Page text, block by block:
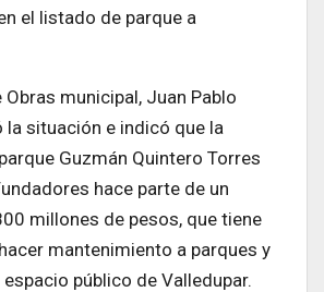
el listado de parque a
municipal, Juan Pablo
la situación e indicó que la
Guzmán Quintero Torres
hace parte de un
millones de pesos, que tiene
mantenimiento a parques y
público de Valledupar.